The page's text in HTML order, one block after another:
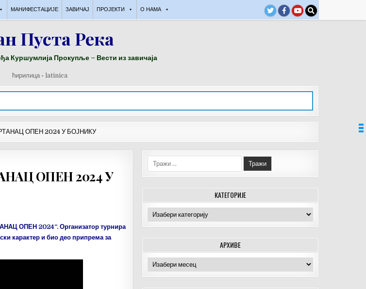
МАНИФЕСТАЦИЈЕ ЗАВИЧАЈ ПРОЈЕКТИ О НАМА
Пуста Река
Куршумлија Прокупље – Вести из завичаја
ћирилица - latinica
ОПЕН 2024 У БОЈНИКУ
ОПЕН 2024 У
ОПЕН 2024“. Организатор турнира
карактер и био део припрема за
Тражи:
КАТЕГОРИЈЕ
Категорије
АРХИВЕ
Архиве